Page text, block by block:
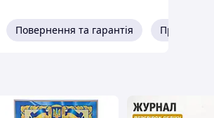
Повернення та гарантія Про